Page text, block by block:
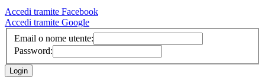
Accedi tramite Facebook
Accedi tramite Google
Email o nome utente:
Password: